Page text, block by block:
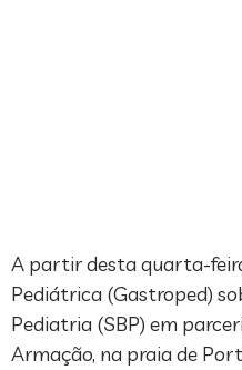
A partir desta quarta-
Pediátrica (Gastroped)
Pediatria (SBP) em
Armação, na praia de